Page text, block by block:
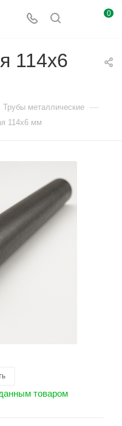
0
114x6
Трубы металлические —
114x6 мм
товаром